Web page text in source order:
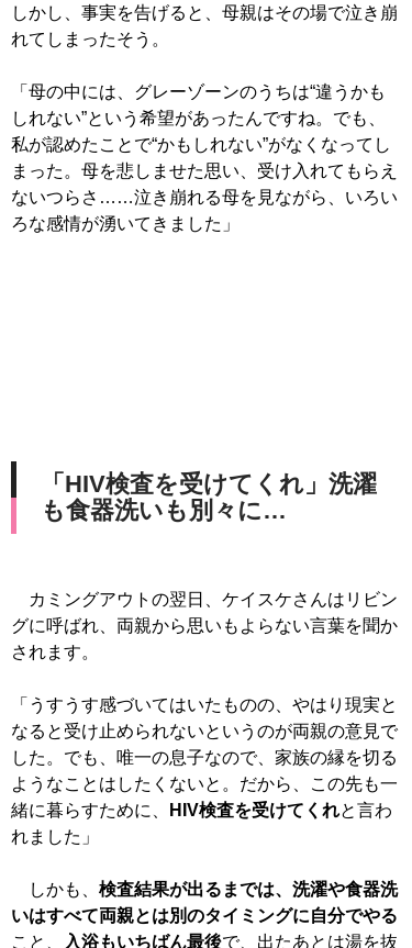
しかし、事実を告げると、母親はその場で泣き崩
れてしまったそう。
「母の中には、グレーゾーンのうちは“違うかも
しれない”という希望があったんですね。でも、
私が認めたことで“かもしれない”がなくなってし
まった。母を悲しませた思い、受け入れてもらえ
ないつらさ……泣き崩れる母を見ながら、いろい
ろな感情が湧いてきました」
「HIV検査を受けてくれ」洗濯
も食器洗いも別々に…
カミングアウトの翌日、ケイスケさんはリビン
グに呼ばれ、両親から思いもよらない言葉を聞か
されます。
「うすうす感づいてはいたものの、やはり現実と
なると受け止められないというのが両親の意見で
した。でも、唯一の息子なので、家族の縁を切る
ようなことはしたくないと。だから、この先も一
緒に暮らすために、
HIV検査を受けてくれと言わ
れました」
しかも、 検査結果が出るまでは、洗濯や食器洗
いはすべて両親とは別のタイミングに自分でやる
こと、
入浴もいちばん最後で、出たあとは湯を抜